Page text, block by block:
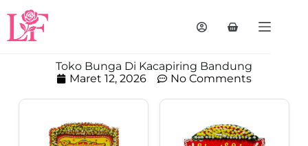
Toko Bunga Di Kacapiring Bandung
Maret 12, 2026
No Comments